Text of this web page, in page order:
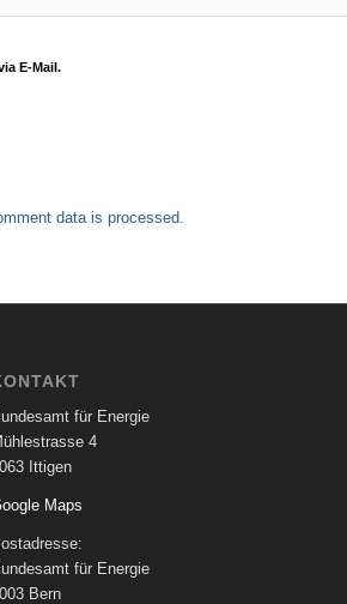
E-Mail.
data is processed.
für Energie
4
Ittigen
Maps
für Energie
Bern